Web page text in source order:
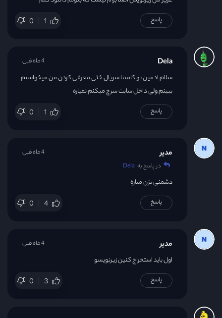
0 1 پاسخ
Dela
سلام ادمین تو کامنتا سریال خئی معرفی کردن من میخواستم
ببینم ولی داخل سایت سرچ میکنم نمیاره
0 1
4 ماه قبل
پاسخ
مدیر
در پاسخ به Dela
دشمنی بزن میاره
0 4
4 ماه قبل
پاسخ
مدیر
اول باید استحراج کنین زیرنویسو
0 3
4 ماه قبل
پاسخ